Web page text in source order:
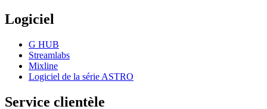
Logiciel
G HUB
Streamlabs
Mixline
Logiciel de la série ASTRO
Service clientèle